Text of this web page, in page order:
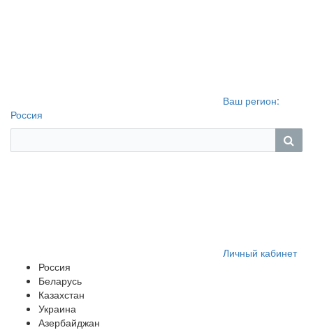
Ваш регион:
Россия
Личный кабинет
Россия
Беларусь
Казахстан
Украина
Азербайджан